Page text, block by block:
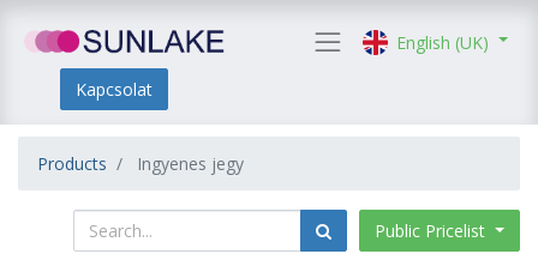
English (UK)
Kapcsolat
Products Ingyenes jegy
Public Pricelist